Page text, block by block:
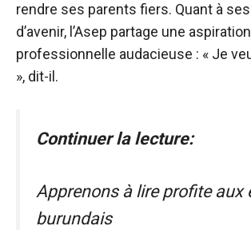
rendre ses parents fiers. Quant à
d’avenir, l’Asep partage une aspiration
professionnelle audacieuse : « Je
», dit-il.
Continuer la lecture:
Apprenons à lire profite aux
burundais